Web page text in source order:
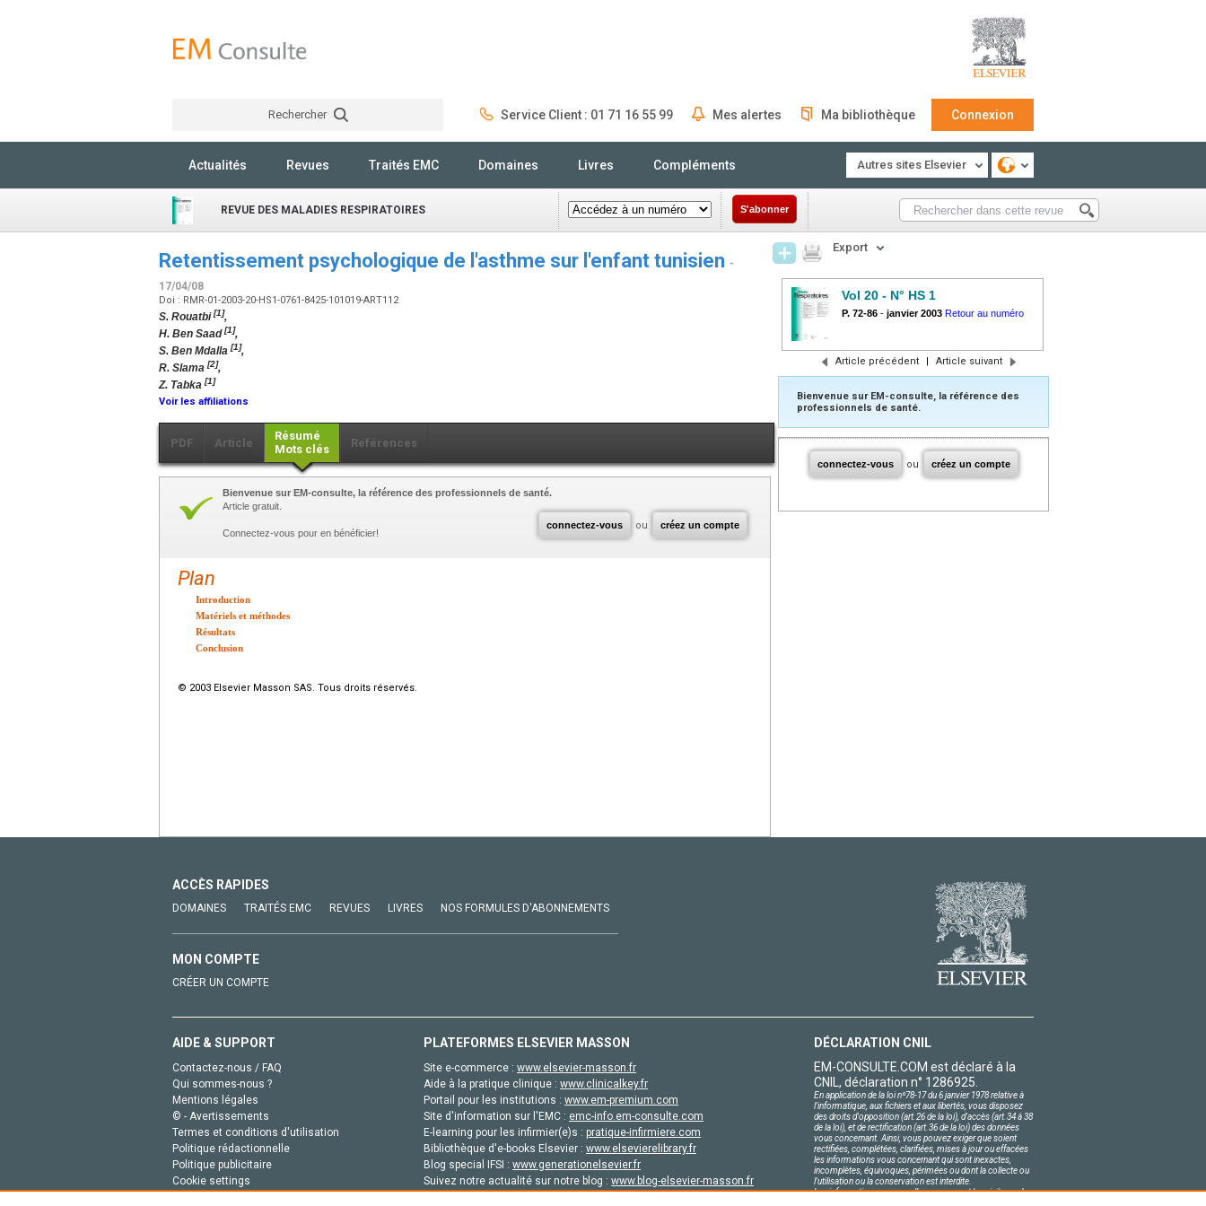
Rechercher Service Client : 01 71 16 55 99 Mes alertes Ma bibliothèque Connexion
Actualités Revues Traités EMC Domaines Livres Compléments Autres sites Elsevier
REVUE DES MALADIES RESPIRATOIRES S'abonner
Retentissement psychologique de l'asthme sur l'enfant tunisien -
17/04/08
Doi : RMR-01-2003-20-HS1-0761-8425-101019-ART112
S. Rouatbi[1],
H. Ben Saad[1],
S. Ben Mdalla [1],
R. Slama [2],
Z. Tabka [1]
Voir les affiliations
PDF Article
Résumé
Mots clés
Références
connectez-vous ou créez un compte
Bienvenue sur EM-consulte, la référence des professionnels de santé.
Article gratuit.
Connectez-vous pour en bénéficier!
Plan
Introduction
Matériels et méthodes
Résultats
Conclusion
© 2003 Elsevier Masson SAS. Tous droits réservés.
Export
Vol 20 - N° HS 1
P. 72-86 - janvier 2003 Retour au numéro
Article précédent | Article suivant
Bienvenue sur EM-consulte, la référence des
professionnels de santé.
connectez-vous ou créez un compte
ACCÈS RAPIDES
DOMAINES TRAITÉS EMC REVUES LIVRES NOS FORMULES D'ABONNEMENTS
MON COMPTE
CRÉER UN COMPTE
AIDE & SUPPORT
Contactez-nous / FAQ
Qui sommes-nous ?
Mentions légales
© - Avertissements
Termes et conditions d'utilisation
Politique rédactionnelle
Politique publicitaire
Cookie settings
PLATEFORMES ELSEVIER MASSON
Site e-commerce : www.elsevier-masson.fr
Aide à la pratique clinique : www.clinicalkey.fr
Portail pour les institutions : www.em-premium.com
Site d'information sur l'EMC : emc-info.em-consulte.com
E-learning pour les infirmier(e)s : pratique-infirmiere.com
Bibliothèque d'e-books Elsevier : www.elsevierelibrary.fr
Blog special IFSI : www.generationelsevier.fr
Suivez notre actualité sur notre blog : www.blog-elsevier-masson.fr
DÉCLARATION CNIL
EM-CONSULTE.COM est déclaré à la
CNIL, déclaration n° 1286925.
En application de la loi nº78-17 du 6 janvier 1978 relative à
l'informatique, aux fichiers et aux libertés, vous disposez
des droits d'opposition (art.26 de la loi), d'accès (art.34 à 38
de la loi), et de rectification (art.36 de la loi) des données
vous concernant. Ainsi, vous pouvez exiger que soient
rectifiées, complétées, clarifiées, mises à jour ou effacées
les informations vous concernant qui sont inexactes,
incomplètes, équivoques, périmées ou dont la collecte ou
l'utilisation ou la conservation est interdite.
Les informations personnelles concernant les visiteurs de